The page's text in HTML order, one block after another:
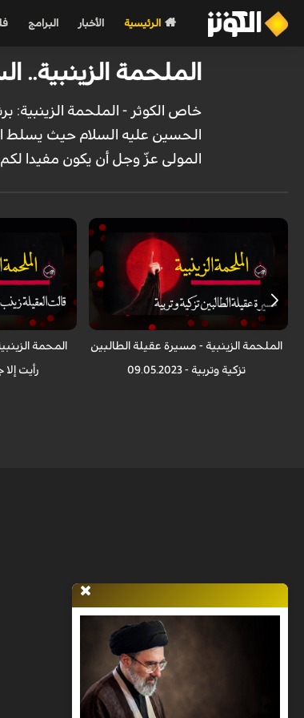
الرئيسية الأخبار البرامج
الملحمة الزينبية..
خاص الكوثر - الملحمة الزينبية:
الحسین علیه السلام حیث یسلط
المولی عزّ وجل أن یکون مفیدا
الملحمة الزينبية - مسيرة عقيلة الطالبين
تزكية وتربية - 09.05.2023
المحمة
رأيت إلا